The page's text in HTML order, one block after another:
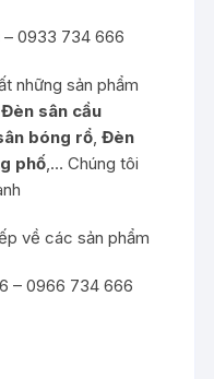
– 0933 734 666
những sản phẩm
,Đèn sân cầu
bóng rổ ,Đèn
phố ,… Chúng tôi
về các sản phẩm
– 0966 734 666